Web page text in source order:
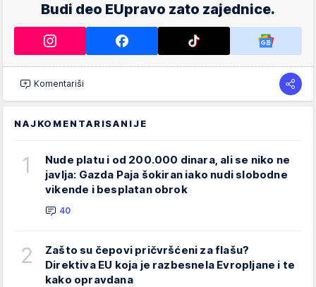
Budi deo EUpravo zato zajednice.
Komentariši
NAJKOMENTARISANIJE
1
Nude platu i od 200.000 dinara, ali se niko ne
javlja: Gazda Paja šokiran iako nudi slobodne
vikende i besplatan obrok
40
2
Zašto su čepovi pričvršćeni za flašu?
Direktiva EU koja je razbesnela Evropljane i te
kako opravdana